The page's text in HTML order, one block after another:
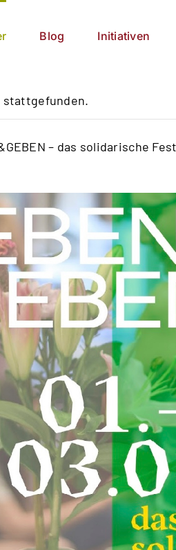
Blog Initiativen
stattgefunden.
– das solidarische